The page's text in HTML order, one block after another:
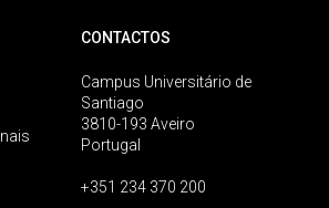
CONTACTOS
Campus Universitário de
Santiago
3810-193 Aveiro
Portugal
+351 234 370 200